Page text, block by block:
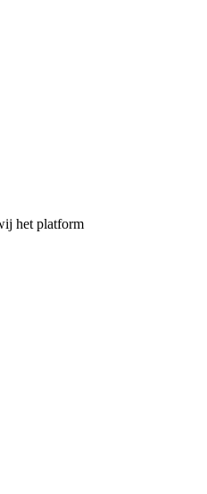
het platform